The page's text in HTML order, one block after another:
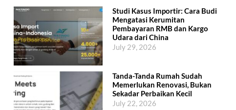
Studi Kasus Importir: Cara Budi
Mengatasi Kerumitan
Pembayaran RMB dan Kargo
Udara dari China
July 29, 2026
Tanda-Tanda Rumah Sudah
Memerlukan Renovasi, Bukan
Sekadar Perbaikan Kecil
July 22, 2026